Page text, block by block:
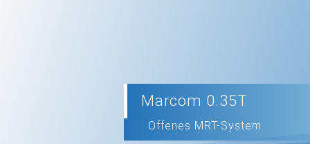
Marcom 0.35T
Offenes MRT-System